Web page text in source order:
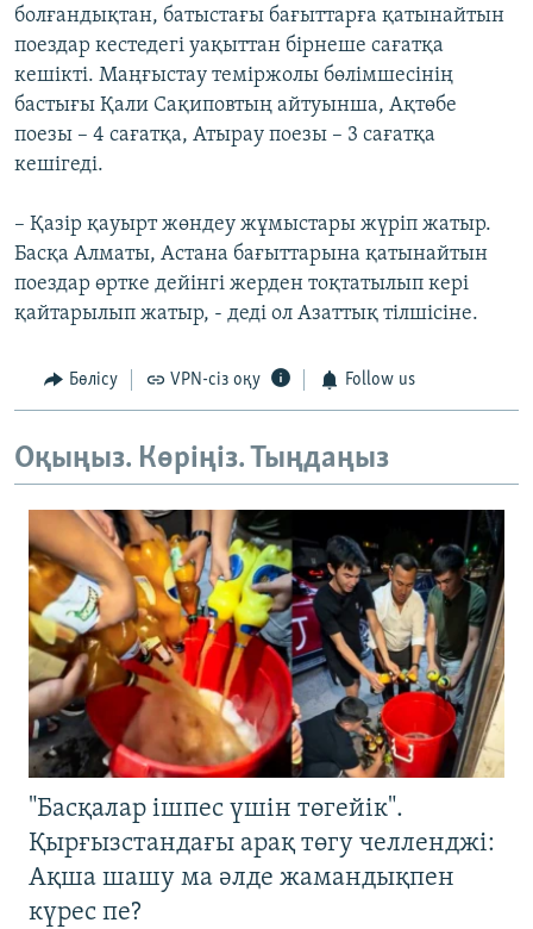
болғандықтан, батыстағы бағыттарға қатынайтын
поездар кестедегі уақыттан бірнеше сағатқа
кешікті. Маңғыстау теміржолы бөлімшесінің
бастығы Қали Сақиповтың айтуынша, Ақтөбе
поезы – 4 сағатқа, Атырау поезы – 3 сағатқа
кешігеді.
– Қазір қауырт жөндеу жұмыстары жүріп жатыр.
Басқа Алматы, Астана бағыттарына қатынайтын
поездар өртке дейінгі жерден тоқтатылып кері
қайтарылып жатыр, - деді ол Азаттық тілшісіне.
Бөлісу VPN-сіз оқу Follow us
Оқыңыз. Көріңіз. Тыңдаңыз
"Басқалар ішпес үшін төгейік".
Қырғызстандағы арақ төгу челленджі:
Ақша шашу ма әлде жамандықпен
күрес пе?